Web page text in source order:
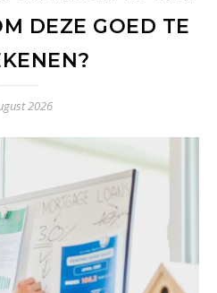
DEZE GOED TE
2026